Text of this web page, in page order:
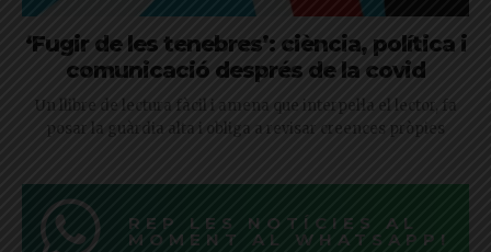
‘Fugir de les tenebres’: ciència, política i
comunicació després de la covid
Un llibre de lectura fàcil i amena que interpel·la el lector, fa
posar la guàrdia alta i obliga a revisar creences pròpies
REP LES NOTÍCIES AL
MOMENT AL WHATSAPP!